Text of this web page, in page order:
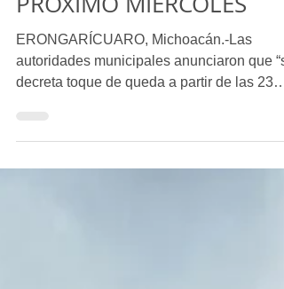
QUEDA A PARTIR DEL
PRÓXIMO MIÉRCOLES
ERONGARÍCUARO, Michoacán.-Las
horas y hasta las 5.30...